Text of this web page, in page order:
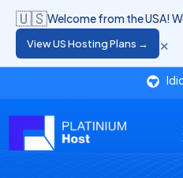
🇺🇸Welcome from the USA!
View US Hosting Plans → ×